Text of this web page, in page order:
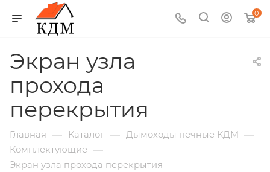
0
Экран узла
прохода
перекрытия
Главная — Каталог — Дымоходы печные КДМ —
Комплектующие —
Экран узла прохода перекрытия